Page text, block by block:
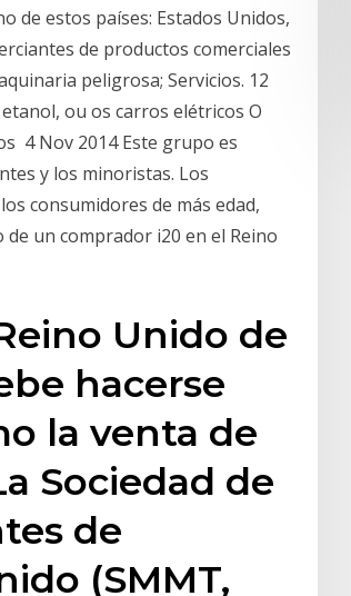
de estos países: Estados Unidos,
de productos comerciales
peligrosa; Servicios. 12
ou os carros elétricos O
4 Nov 2014 Este grupo es
y los minoristas. Los
consumidores de más edad,
un comprador i20 en el Reino
Unido de
hacerse
la venta de
Sociedad de
de
(SMMT,